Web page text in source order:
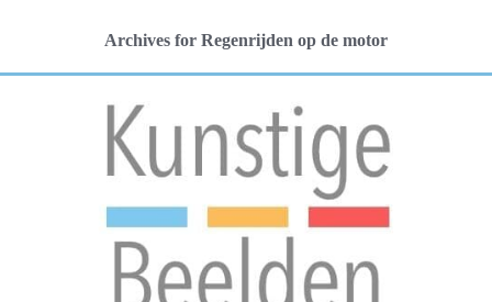
Archives for Regenrijden op de motor